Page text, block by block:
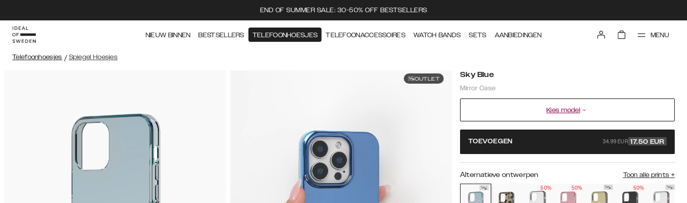
END OF SUMMER SALE: 30-50% OFF BESTSELLERS
NIEUW BINNEN BESTSELLERS TELEFOONHOESJES TELEFOONACCESSOIRES WATCH BANDS SETS AANBIEDINGEN MENU
Telefoonhoesjes / Spiegel Hoesjes
OUTLET Sky Blue
Mirror Case
Kies model
TOEVOEGEN 34.99 EUR 17.50 EUR
Alternatieve ontwerpen Toon alle prints +
50%
50% 50%